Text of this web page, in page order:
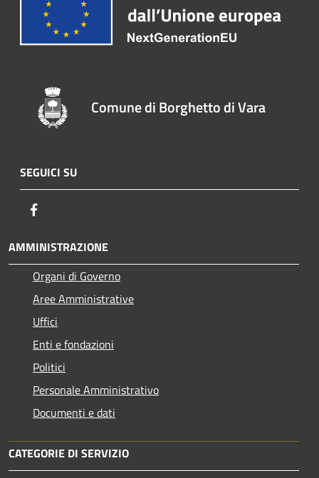
Comune di Borghetto di Vara
SEGUICI SU
AMMINISTRAZIONE
Organi di Governo
Aree Amministrative
Uffici
Enti e fondazioni
Politici
Personale Amministrativo
Documenti e dati
CATEGORIE DI SERVIZIO